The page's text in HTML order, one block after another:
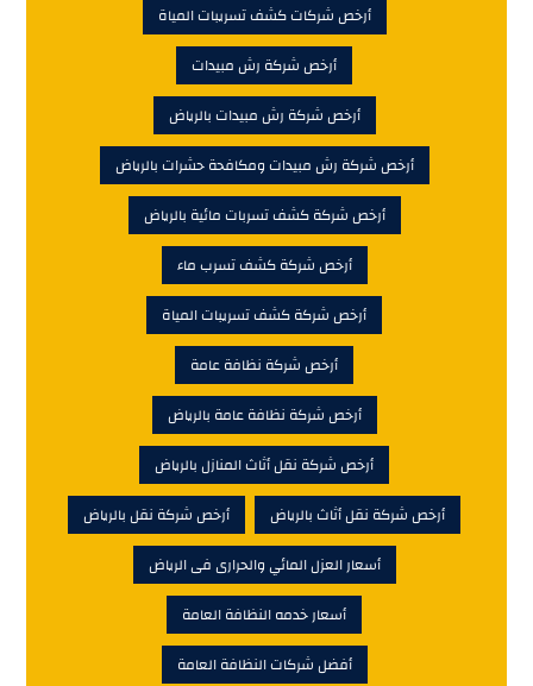
أرخص شركات كشف تسريبات المياة
أرخص شركة رش مبيدات
أرخص شركة رش مبيدات بالرياض
أرخص شركة رش مبيدات ومكافحة حشرات بالرياض
أرخص شركة كشف تسربات مائية بالرياض
أرخص شركة كشف تسرب ماء
أرخص شركة كشف تسريبات المياة
أرخص شركة نظافة عامة
أرخص شركة نظافة عامة بالرياض
أرخص شركة نقل أثاث المنازل بالرياض
أرخص شركة نقل أثاث بالرياض
أرخص شركة نقل بالرياض
أسعار العزل المائي والحرارى فى الرياض
أسعار خدمه النظافة العامة
أفضل شركات النظافة العامة